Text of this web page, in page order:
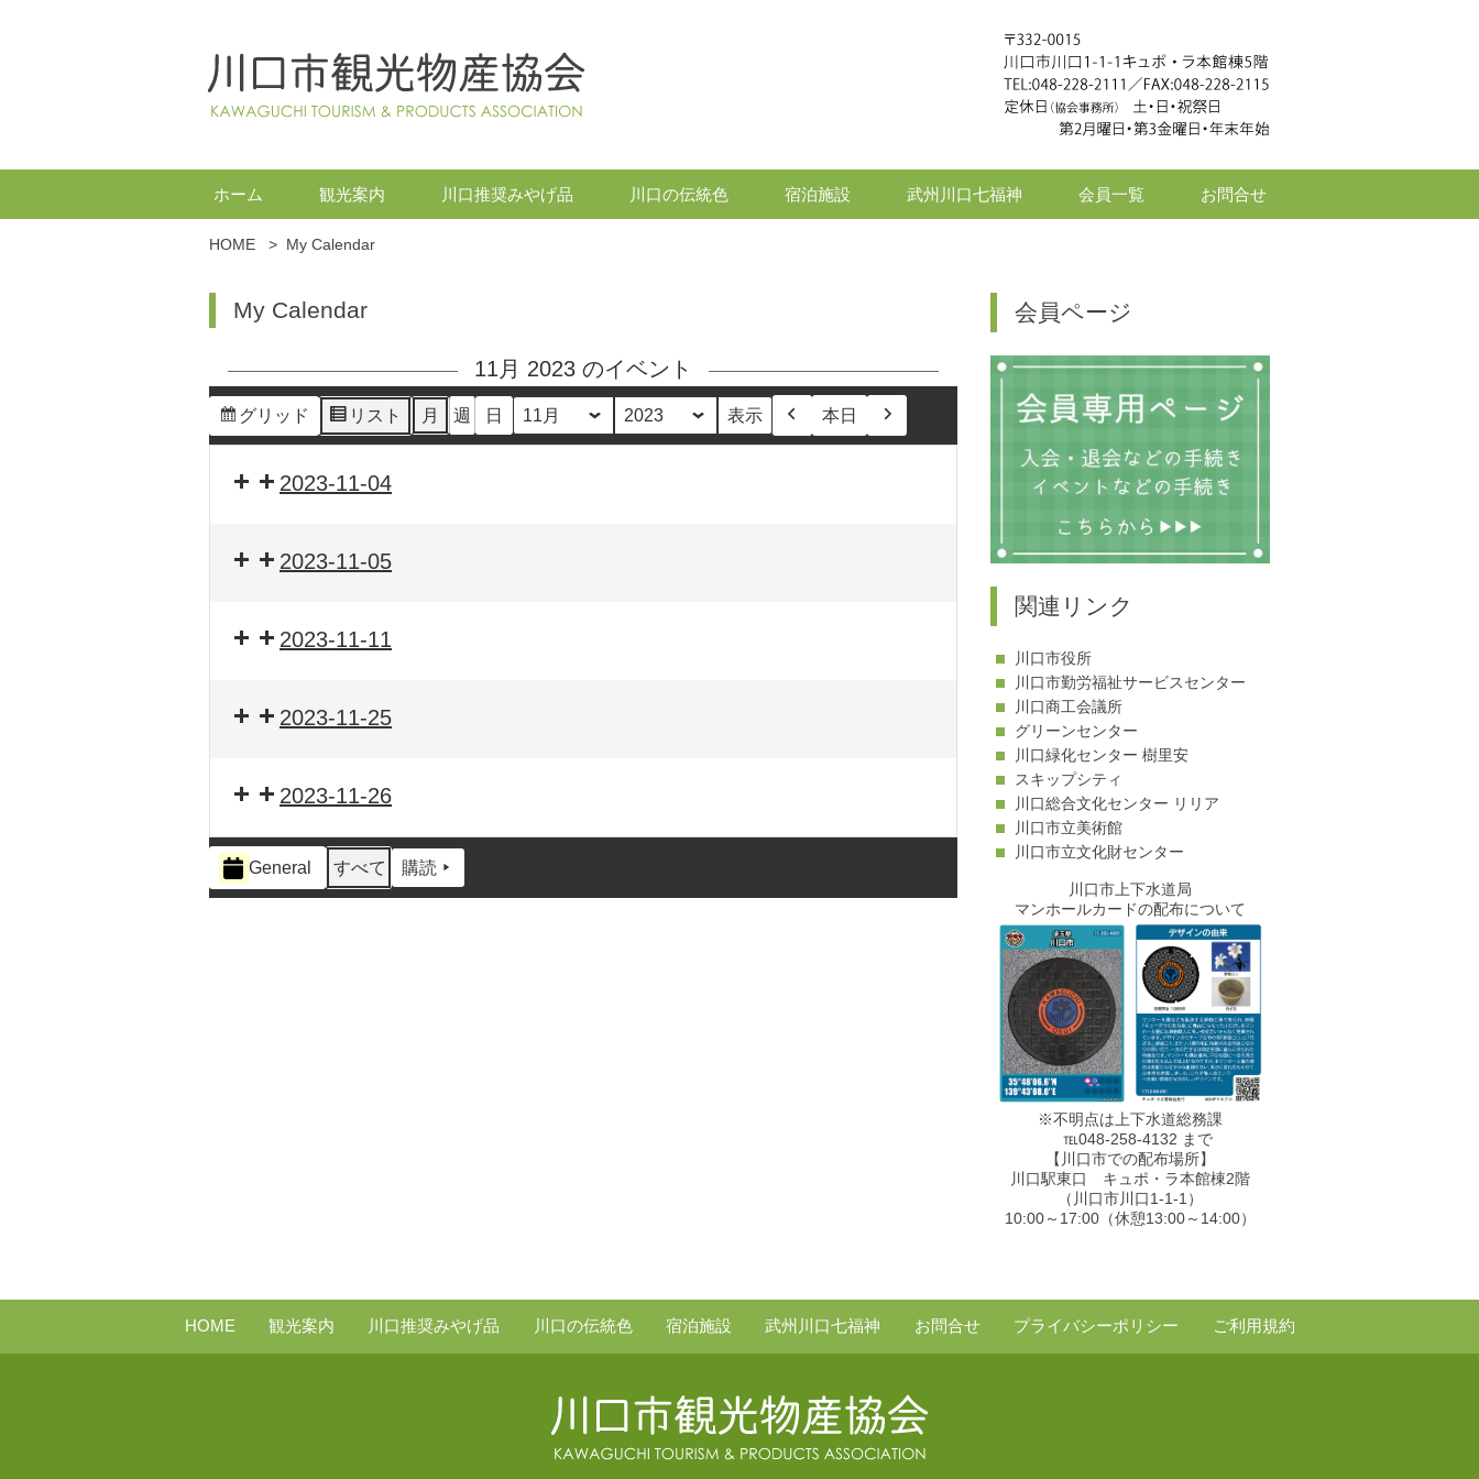
ホーム 観光案内 川口推奨みやげ品 川口の伝統色 宿泊施設 武州川口七福神 会員一覧 お問合せ
HOME > My Calendar
My Calendar
11月 2023 のイベント
グリッド
表
リスト
表
月 週 日
月
年
本日
2023-11-04
2023-11-05
2023-11-11
2023-11-25
2023-11-26
イ
ベ
General すべて 購読
会員ページ
関連リンク
川口市役所
川口市勤労福祉サービスセンター
川口商工会議所
グリーンセンター
川口緑化センター 樹里安
スキップシティ
川口総合文化センター リリア
川口市立美術館
川口市立文化財センター
川口市上下水道局
マンホールカードの配布について
※不明点は上下水道総務課
℡048-258-4132 まで
【川口市での配布場所】
川口駅東口 キュポ・ラ本館棟2階
（川口市川口1-1-1）
10:00～17:00（休憩13:00～14:00）
HOME 観光案内 川口推奨みやげ品 川口の伝統色 宿泊施設 武州川口七福神 お問合せ プライバシーポリシー ご利用規約